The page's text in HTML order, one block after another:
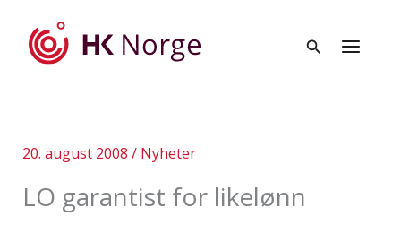
20. august 2008 / Nyheter
LO garantist for likelønn